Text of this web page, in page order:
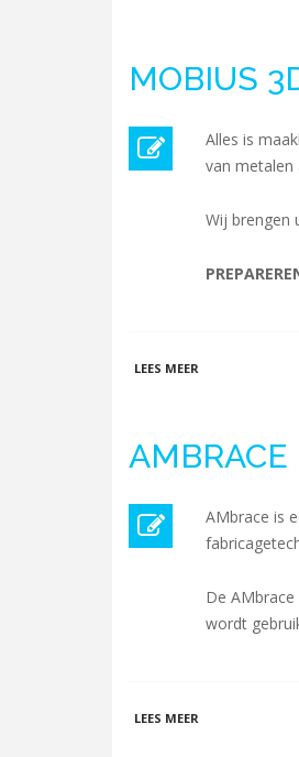
MOBIUS
Alles is
van metalen
Wij brengen
LEES MEER
AMBRACE
AMbrace is
De
wordt
LEES MEER